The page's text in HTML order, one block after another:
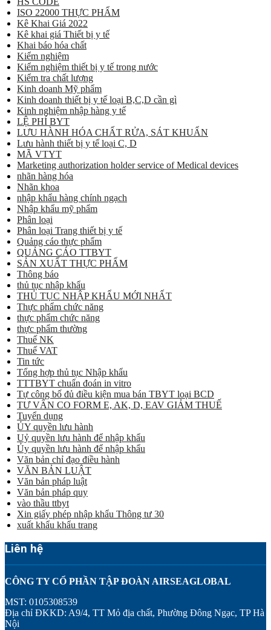
ISO 22000 THỰC PHẨM
Kê Khai Giá 2022
Kê khai giá Thiết bị y tế
Khai báo hóa chất
Kiểm nghiệm
Kiểm nghiệm thiết bị y tế trong nước
Kiểm tra chất lượng
Kinh doanh Mỹ phẩm
Kinh doanh thiết bị y tế loại B,C,D cần gì
Kinh nghiệm nhập hàng y tế
LỆ PHÍ BYT
LƯU HÀNH HÓA CHẤT RỬA, SÁT KHUẨN
Lưu hành thiết bị y tế loại C, D
MÃ VTYT
Marketing authorization holder service of Medical devices
nhãn hàng hóa
Nhãn khoa
nhập khẩu hàng chính ngạch
Nhập khẩu mỹ phẩm
Phân loại
Phân loại Trang thiết bị y tế
Quảng cáo thực phẩm
QUẢNG CÁO TTBYT
SẢN XUẤT THỰC PHẨM
Thông báo
thủ tục nhập khẩu
THỦ TỤC NHẬP KHẨU MỚI NHẤT
Thực phẩm chức năng
thực phẩm chức năng
thực phẩm thường
Thuế NK
Thuế VAT
Tin tức
Tổng hợp thủ tục Nhập khẩu
TTTBYT chuẩn đoán in vitro
Tự công bố đủ điều kiện mua bán TBYT loại BCD
TƯ VẤN CO FORM E, AK, D, EAV GIẢM THUẾ
Tuyển dụng
ỦY quyền lưu hành
Uỷ quyền lưu hành để nhập khẩu
Ủy quyền lưu hành để nhập khẩu
Văn bản chỉ đạo điều hành
VĂN BẢN LUẬT
Văn bản pháp luật
Văn bản pháp quy
vào thầu ttbyt
Xin giấy phép nhập khẩu Thông tư 30
xuất khẩu khẩu trang
Liên hệ
CÔNG TY CỔ PHẦN TẬP ĐOÀN AIRSEAGLOBAL
MST: 0105308539
Địa chỉ ĐKKD: A9/4, TT Mỏ địa chất, Phường Đông Ngạc, TP Hà
Nội